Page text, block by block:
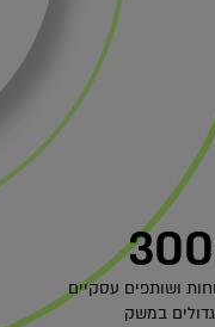
ושותפים עסקיים
במשק